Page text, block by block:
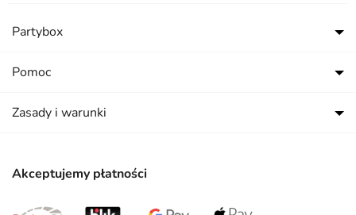
Akceptujemy płatności
Partybox
Pomoc
Zasady i warunki